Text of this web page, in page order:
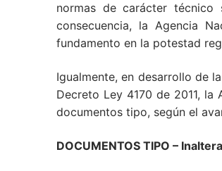
normas de carácter
consecuencia, la Agencia
fundamento en la potestad
Igualmente, en desarrollo de
Decreto Ley 4170 de 2011,
documentos tipo, según el
DOCUMENTOS TIPO –